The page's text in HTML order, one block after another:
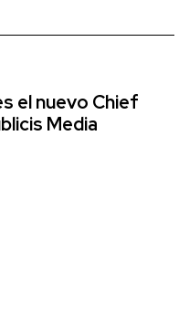
el nuevo Chief
Media